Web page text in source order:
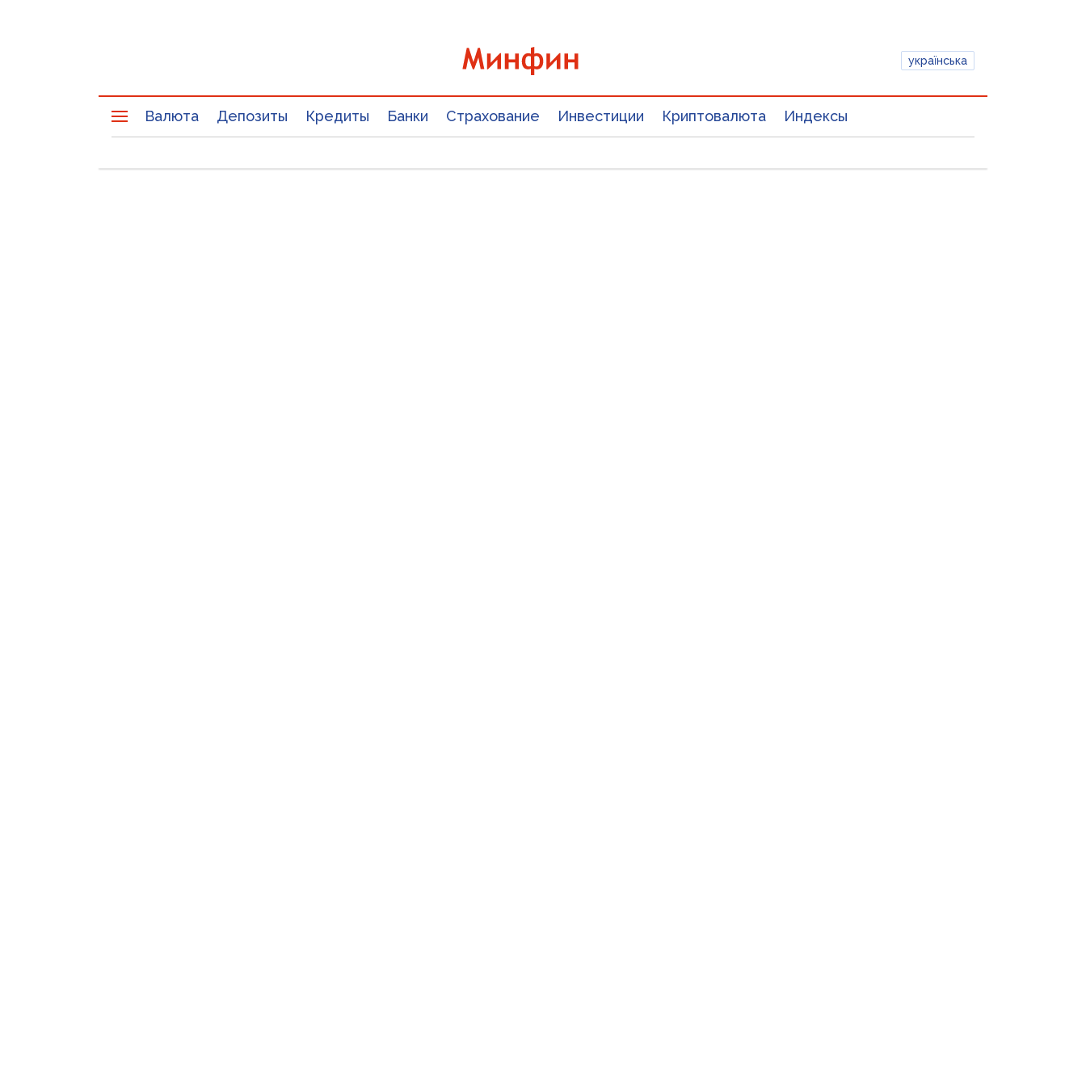
українська
Валюта Депозиты Кредиты Банки Страхование Инвестиции Криптовалюта Индексы